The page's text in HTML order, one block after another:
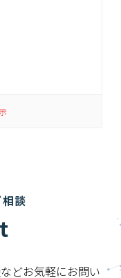
談
どお気軽にお問い